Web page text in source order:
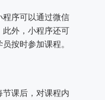
程序可以通过微信
外，小程序还可
按时参加课程。
课后，对课程内